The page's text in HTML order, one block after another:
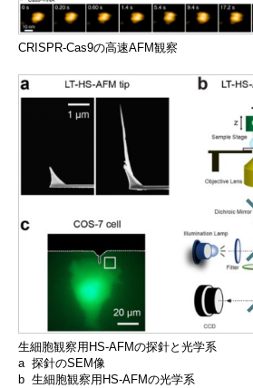
CRISPR-Cas9の高速AFM観察
生細胞観察用HS-AFMの探針と光学系
a 探針のSEM像
b 生細胞観察用HS-AFMの光学系